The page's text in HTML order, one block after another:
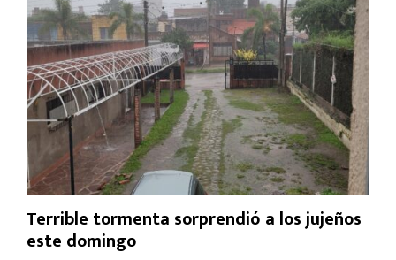
Terrible tormenta sorprendió a los jujeños
este domingo